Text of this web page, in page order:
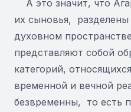
А это значит, что
их сыновья,
духовном
представляют собой
категорий,
временной и вечной
безвременны, то есть